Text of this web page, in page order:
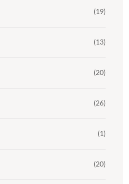
(19)
(13)
(20)
(26)
(1)
(20)